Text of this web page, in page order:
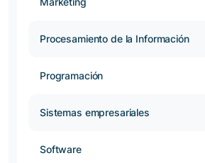
Procesamiento de la Información
Programación
Sistemas empresariales
Software